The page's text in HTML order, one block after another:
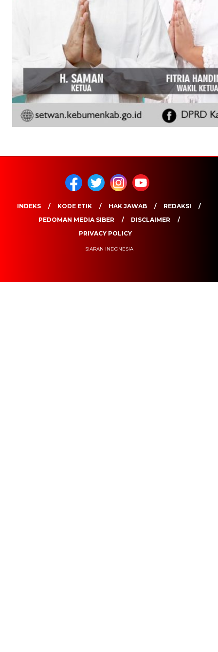
INDEKS KODE ETIK HAK JAWAB
REDAKSI
PEDOMAN MEDIA SIBER
DISCLAIMER
PRIVACY POLICY
SIARAN INDONESIA